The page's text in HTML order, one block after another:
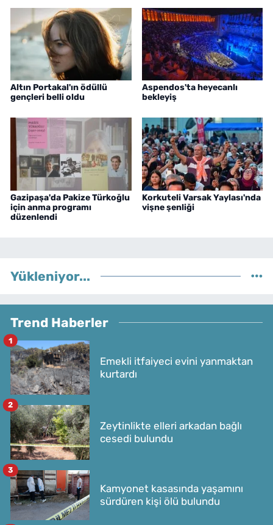
Altın Portakal'ın ödüllü
gençleri belli oldu
Aspendos'ta heyecanlı
bekleyiş
Gazipaşa'da Pakize Türkoğlu
için anma programı
düzenlendi
Korkuteli Varsak Yaylası'nda
vişne şenliği
Yükleniyor...
Trend Haberler
Emekli itfaiyeci evini yanmaktan
kurtardı
1
Zeytinlikte elleri arkadan bağlı
cesedi bulundu
2
Kamyonet kasasında yaşamını
sürdüren kişi ölü bulundu
3